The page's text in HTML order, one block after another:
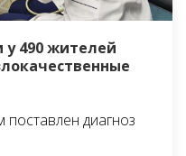
у 490 жителей
диагноз